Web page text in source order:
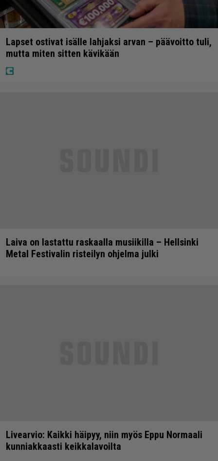
Lapset ostivat isälle lahjaksi arvan – päävoitto tuli,
mutta miten sitten kävikään
Laiva on lastattu raskaalla musiikilla – Hellsinki
Metal Festivalin risteilyn ohjelma julki
Livearvio: Kaikki häipyy, niin myös Eppu Normaali
kunniakkaasti keikkalavoilta